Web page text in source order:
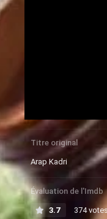
Titre original
Arap Kadri
Évaluation de l'Imdb
3.7 374 votes